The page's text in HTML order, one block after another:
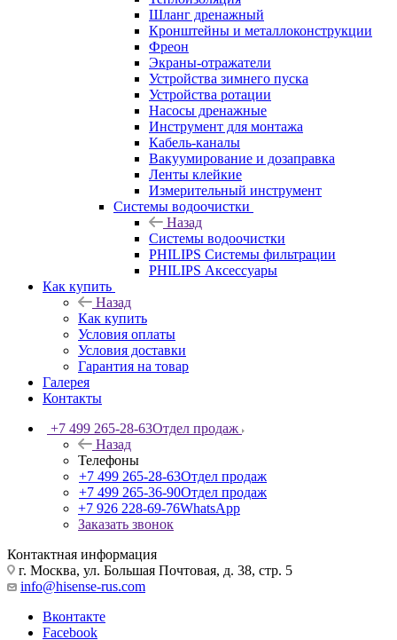
Шланг дренажный
Кронштейны и металлоконструкции
Фреон
Экраны-отражатели
Устройства зимнего пуска
Устройства ротации
Насосы дренажные
Инструмент для монтажа
Кабель-каналы
Вакуумирование и дозаправка
Ленты клейкие
Измерительный инструмент
Системы водоочистки
Назад
Системы водоочистки
PHILIPS Системы фильтрации
PHILIPS Аксессуары
Как купить
Назад
Как купить
Условия оплаты
Условия доставки
Гарантия на товар
Галерея
Контакты
+7 499 265-28-63Отдел продаж
Назад
Телефоны
+7 499 265-28-63Отдел продаж
+7 499 265-36-90Отдел продаж
+7 926 228-69-76WhatsApp
Заказать звонок
Контактная информация
г. Москва, ул. Большая Почтовая, д. 38, стр. 5
info@hisense-rus.com
Вконтакте
Facebook